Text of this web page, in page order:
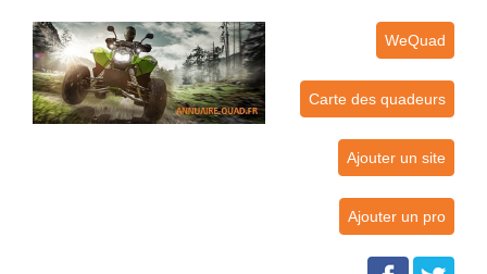
WeQuad
Carte des quadeurs
Ajouter un site
Ajouter un pro